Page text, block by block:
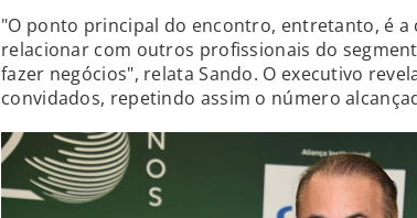
"O ponto principal do encontro, entretanto, é
relacionar com outros profissionais do
fazer negócios", relata Sando. O executivo
convidados, repetindo assim o número